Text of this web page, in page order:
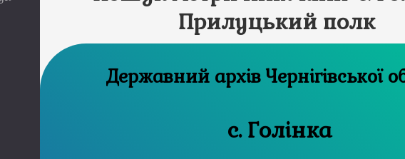
Прилуцький полк
Державний архів
с. Голінка